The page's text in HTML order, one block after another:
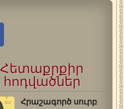
Հետաքրքիր
հոդվածներ
Հրաշագործ սուրբ